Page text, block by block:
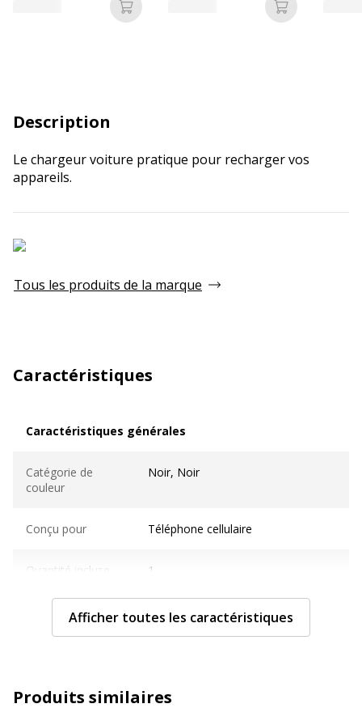
Ajouter au panier Ajouter au
Description
Le chargeur voiture pratique pour recharger vos
appareils.
Tous les produits de la marque
Caractéristiques
Caractéristiques générales
Catégorie de
couleur
Noir, Noir
Conçu pour Téléphone cellulaire
Quantité incluse 1
Sous-catégorie
Chargeurs et adaptateurs
d'alimentation
Afficher toutes les caractéristiques
Produits similaires